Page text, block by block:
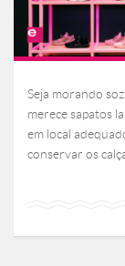
Seja morando
merece sapatos
em local
conservar os